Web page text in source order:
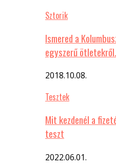
Sztorik
Ismered a
egyszerű
2018.10.08.
Tesztek
Mit kezdenél a
teszt
2022.06.01.